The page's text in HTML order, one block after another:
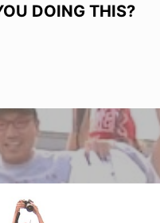
DOING THIS?